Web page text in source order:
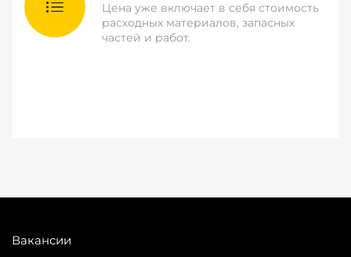
Цена уже включает в себя стоимость
расходных материалов, запасных
частей и работ.
Вакансии